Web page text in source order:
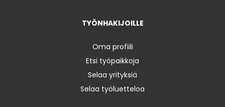
TYÖNHAKIJOILLE
Oma profiili
Etsi työpaikkoja
Selaa yrityksiä
Selaa työluetteloa